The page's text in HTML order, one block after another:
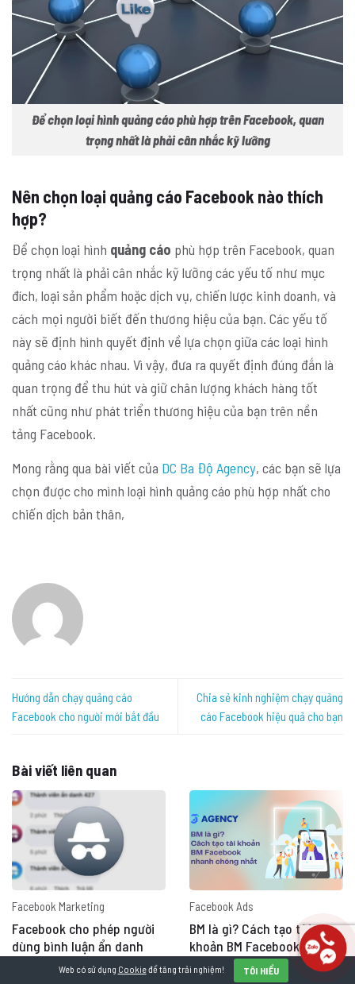
Để chọn loại hình quảng cáo phù hợp trên Facebook, quan
trọng nhất là phải cân nhắc kỹ lưỡng
Nên chọn loại quảng cáo Facebook nào thích
hợp?
Để chọn loại hình quảng cáo phù hợp trên Facebook, quan
trọng nhất là phải cân nhắc kỹ lưỡng các yếu tố như mục
đích, loại sản phẩm hoặc dịch vụ, chiến lược kinh doanh, và
cách mọi người biết đến thương hiệu của bạn. Các yếu tố
này sẽ định hình quyết định về lựa chọn giữa các loại hình
quảng cáo khác nhau. Vì vậy, đưa ra quyết định đúng đắn là
quan trọng để thu hút và giữ chân lượng khách hàng tốt
nhất cũng như phát triển thương hiệu của bạn trên nền
tảng Facebook.
Mong rằng qua bài viết của DC Ba Độ Agency, các bạn sẽ lựa
chọn được cho mình loại hình quảng cáo phù hợp nhất cho
chiến dịch bản thân,
Hướng dẫn chạy quảng cáo
Facebook cho người mới bắt đầu
Chia sẻ kinh nghiệm chạy quảng
cáo Facebook hiệu quả cho bạn
Bài viết liên quan
Facebook Marketing
Facebook cho phép người
dùng bình luận ẩn danh
Facebook Ads
BM là gì? Cách tạo tài
khoản BM Facebook nhanh
chóng nhất
Web có sử dụng Cookieđể tăng trải nghiệm! TÔI HIỂU